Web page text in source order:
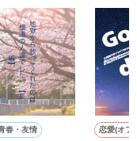
ぜか想像以上に甘く
春・友情 恋愛(オフ